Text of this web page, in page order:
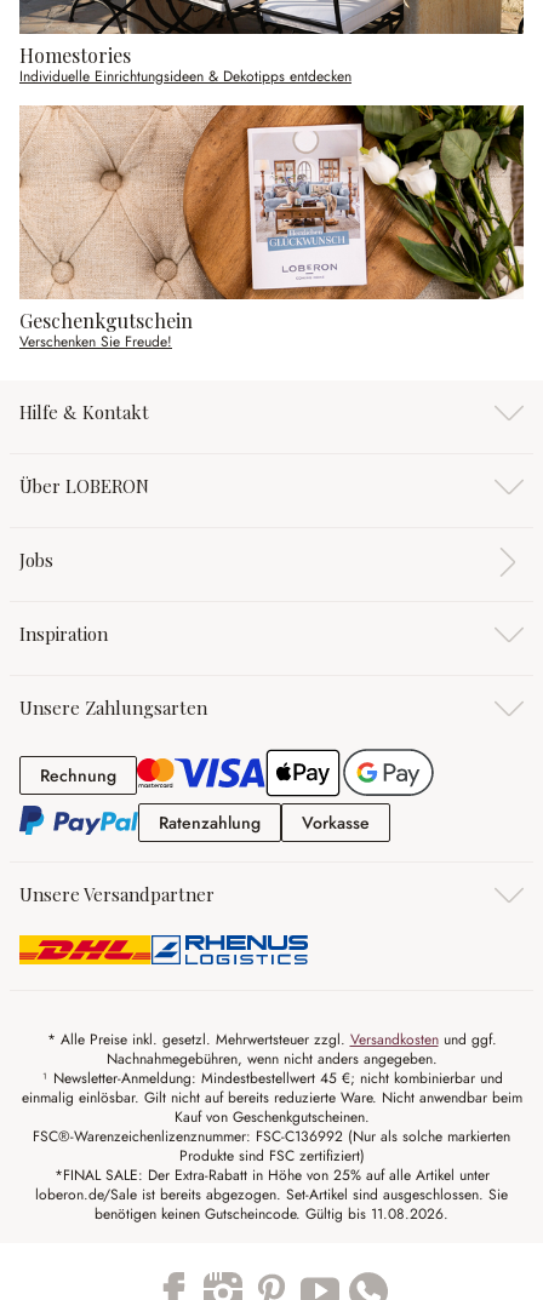
Homestories
Individuelle Einrichtungsideen & Dekotipps entdecken
Geschenkgutschein
Verschenken Sie Freude!
Hilfe & Kontakt
Über LOBERON
Jobs
Inspiration
Unsere Zahlungsarten
RechnungRechnung
RatenzahlungRatenzahlung
Vorkasse
Unsere Versandpartner
* Alle Preise inkl. gesetzl. Mehrwertsteuer zzgl. Versandkostenund ggf.
Nachnahmegebühren, wenn nicht anders angegeben.
¹ Newsletter-Anmeldung: Mindestbestellwert 45 €; nicht kombinierbar und
einmalig einlösbar. Gilt nicht auf bereits reduzierte Ware. Nicht anwendbar beim
Kauf von Geschenkgutscheinen.
FSC®-Warenzeichenlizenznummer: FSC-C136992 (Nur als solche markierten
Produkte sind FSC zertifiziert)
*FINAL SALE: Der Extra-Rabatt in Höhe von 25% auf alle Artikel unter
loberon.de/Sale ist bereits abgezogen. Set-Artikel sind ausgeschlossen. Sie
benötigen keinen Gutscheincode. Gültig bis 11.08.2026.